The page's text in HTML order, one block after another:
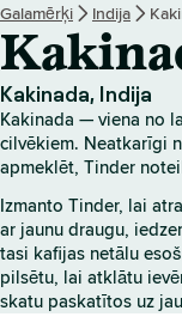
Galamērķi Indija
Kakinada, Indija
Kakinada — viena no
cilvēkiem. Neatkarīgi
apmeklēt, Tinder
Izmanto Tinder, lai
ar jaunu draugu,
tasi kafijas netālu
pilsētu, lai atklātu
skatu paskatītos uz